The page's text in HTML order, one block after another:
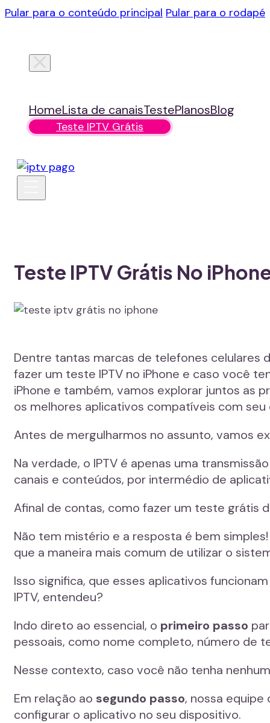
Pular para o conteúdo principal Pular para o rodapé
HomeLista de canaisTestePlanosBlog
Teste IPTV Grátis
Teste IPTV Grátis No
Dentre tantas marcas de telefones celulares
fazer um teste IPTV no iPhone e caso você
iPhone e também, vamos explorar juntos as
os melhores aplicativos compatíveis com seu
Antes de mergulharmos no assunto, vamos
Na verdade, o IPTV é apenas uma
canais e conteúdos, por intermédio de
Afinal de contas, como fazer um teste grátis
Não tem mistério e a resposta é bem
que a maneira mais comum de utilizar o
Isso significa, que esses aplicativos
IPTV, entendeu?
Indo direto ao essencial, o primeiro passo
pessoais, como nome completo, número de
Nesse contexto, caso você não tenha
Em relação ao segundo passo, nossa
configurar o aplicativo no seu dispositivo.